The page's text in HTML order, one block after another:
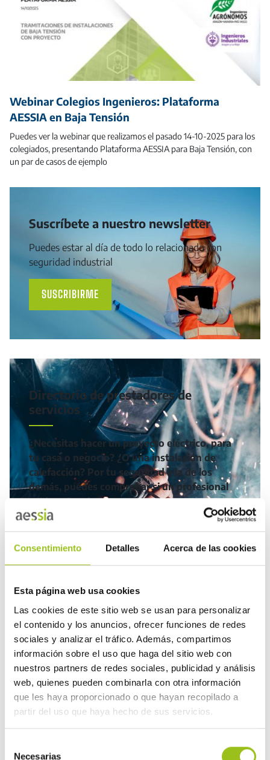
Consentimiento Detalles Acerca de las cookies
Esta página web usa cookies
Las cookies de este sitio web se usan para personalizar
el contenido y los anuncios, ofrecer funciones de redes
sociales y analizar el tráfico. Además, compartimos
información sobre el uso que haga del sitio web con
nuestros partners de redes sociales, publicidad y análisis
web, quienes pueden combinarla con otra información
que les haya proporcionado o que hayan recopilado a
partir del uso que haya hecho de sus servicios.
Necesarias
Webinar Colegios Ingenieros: Plataforma
AESSIA en Baja Tensión
Puedes ver la webinar que realizamos el pasado 14-10-2025 para los
colegiados, presentando Plataforma AESSIA para Baja Tensión, con
un par de casos de ejemplo
Suscríbete a nuestro newsletter
Puedes estar al día de todo lo relacionado con
seguridad industrial
SUSCRIBIRME
Directorio de prestadores de
servicios
¿Necesitas hacer un proyecto eléctrico, para
tu casa o negocio? ¿O una instalación de
calefacción? Por tu seguridad y la de los
demás, puedes comprobar si un profesional
está en Aessia.
BUSCAR UN PRESTADOR
EN PEGASSO
Organismos de control. C0003 (Certificado de
Inspección Inicial)
Tramitación RITE
de la Calidad